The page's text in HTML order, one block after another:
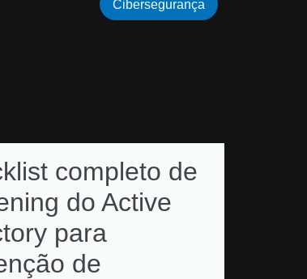
completo de
do Active
para
de
Cibersegurança